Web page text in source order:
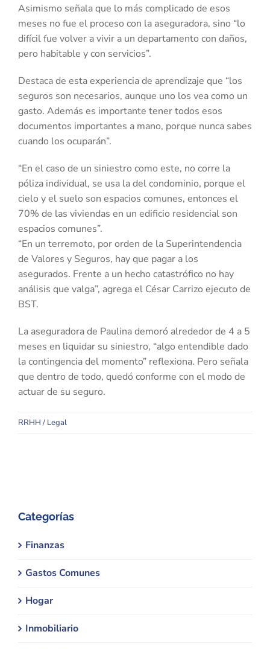
Asimismo señala que lo más complicado de esos
meses no fue el proceso con la aseguradora, sino “lo
difícil fue volver a vivir a un departamento con daños,
pero habitable y con servicios”.
Destaca de esta experiencia de aprendizaje que “los
seguros son necesarios, aunque uno los vea como un
gasto. Además es importante tener todos esos
documentos importantes a mano, porque nunca sabes
cuando los ocuparán”.
“En el caso de un siniestro como este, no corre la
póliza individual, se usa la del condominio, porque el
cielo y el suelo son espacios comunes, entonces el
70% de las viviendas en un edificio residencial son
espacios comunes”.
“En un terremoto, por orden de la Superintendencia
de Valores y Seguros, hay que pagar a los
asegurados. Frente a un hecho catastrófico no hay
análisis que valga”, agrega el César Carrizo ejecuto de
BST.
La aseguradora de Paulina demoró alrededor de 4 a 5
meses en liquidar su siniestro, “algo entendible dado
la contingencia del momento” reflexiona. Pero señala
que dentro de todo, quedó conforme con el modo de
actuar de su seguro.
RRHH / Legal
Categorías
Finanzas
Gastos Comunes
Hogar
Inmobiliario